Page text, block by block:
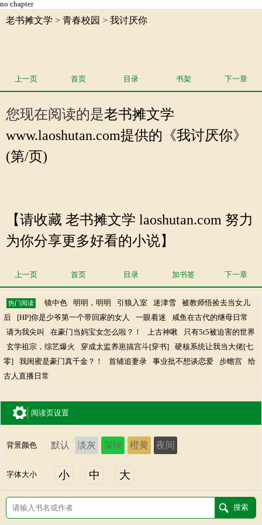
no chapter
老书摊文学 > 青春校园 > 我讨厌你
上一页 首页 目录 书架 下一章
您现在阅读的是老书摊文学
www.laoshutan.com提供的《我讨厌你》
(第/页)
【请收藏 老书摊文学 laoshutan.com 努力
为你分享更多好看的小说】
上一页 首页 目录 加书签 下一章
热门阅读 镜中色 明明，明明 引狼入室 迷津雪
被教师悟捡去当女儿
后
[HP]你是少爷第一个带回家的女人 一眼着迷
咸鱼在古代的继母日常
请为我尖叫
在豪门当妈宝女怎么啦？！ 上古神啾
只有5t5被迫害的世界
玄学祖宗，综艺爆火
穿成太监养崽搞宫斗[穿书]
硬核系统让我当大佬[七
零]
我闺蜜是豪门真千金？！ 首辅追妻录 事业批不想谈恋爱 步蟾宫
给
古人直播日常
阅读页设置
背景颜色 默认 淡灰 深绿 橙黄 夜间
字体大小 小 中 大